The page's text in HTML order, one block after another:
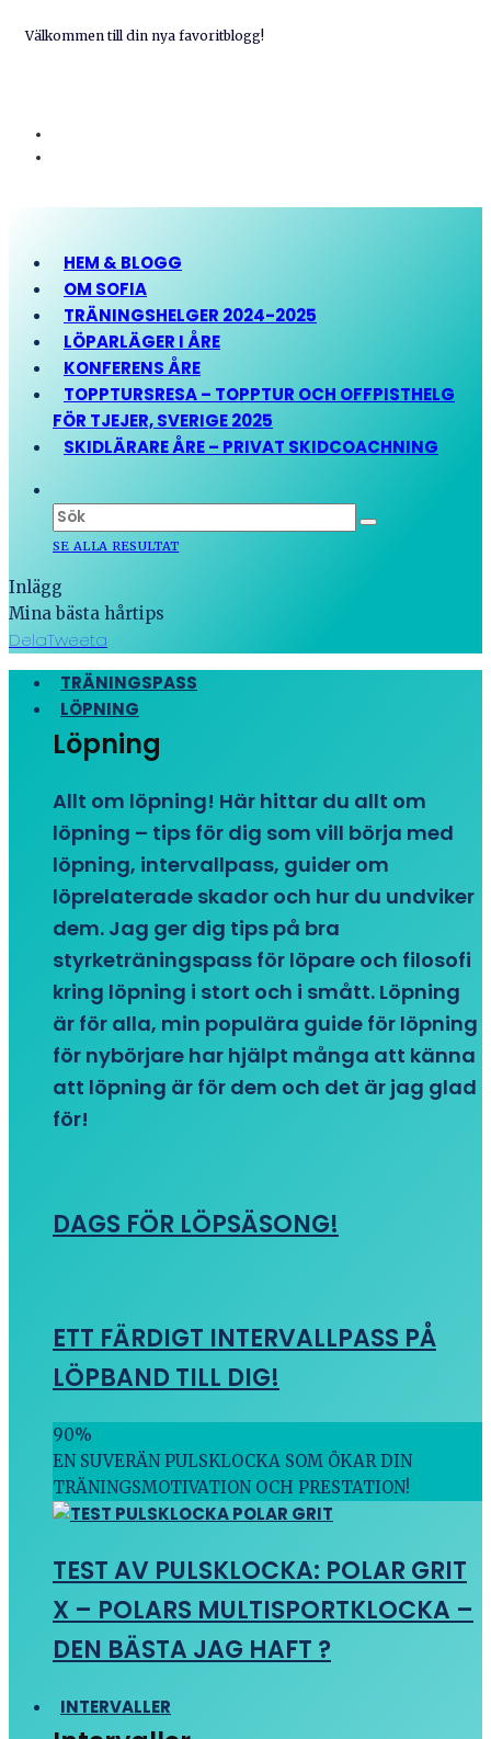
Välkommen till din nya favoritblogg!
HEM & BLOGG
OM SOFIA
TRÄNINGSHELGER 2024-2025
LÖPARLÄGER I ÅRE
KONFERENS ÅRE
TOPPTURSRESA – TOPPTUR OCH OFFPISTHELG
FÖR TJEJER, SVERIGE 2025
SKIDLÄRARE ÅRE – PRIVAT SKIDCOACHNING
SE ALLA RESULTAT
Inlägg
Mina bästa hårtips
DelaTweeta
TRÄNINGSPASS
LÖPNING
Löpning
Allt om löpning! Här hittar du allt om
löpning – tips för dig som vill börja med
löpning, intervallpass, guider om
löprelaterade skador och hur du undviker
dem. Jag ger dig tips på bra
styrketräningspass för löpare och filosofi
kring löpning i stort och i smått. Löpning
är för alla, min populära guide för löpning
för nybörjare har hjälpt många att känna
att löpning är för dem och det är jag glad
för!
DAGS FÖR LÖPSÄSONG!
ETT FÄRDIGT INTERVALLPASS PÅ
LÖPBAND TILL DIG!
90%
EN SUVERÄN PULSKLOCKA SOM ÖKAR DIN
TRÄNINGSMOTIVATION OCH PRESTATION!
TEST AV PULSKLOCKA: POLAR GRIT
X – POLARS MULTISPORTKLOCKA –
DEN BÄSTA JAG HAFT ?
INTERVALLER